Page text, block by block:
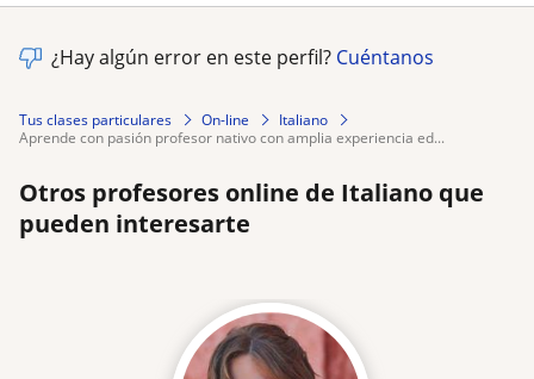
¿Hay algún error en este perfil? Cuéntanos
Tus clases particulares On-line
Italiano
aprende con pasión profesor nativo con amplia experiencia ed...
Otros profesores online de Italiano que
pueden interesarte